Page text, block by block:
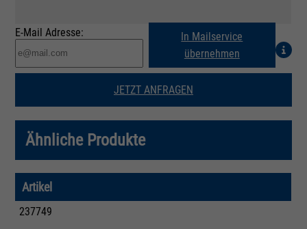
E-Mail Adresse:
In Mailservice
übernehmen
JETZT ANFRAGEN
Ähnliche Produkte
Artikel
237749